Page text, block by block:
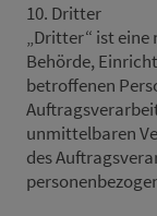
10. Dritter
„Dritter“ ist
Behörde,
betroffenen
unmittelbaren
des